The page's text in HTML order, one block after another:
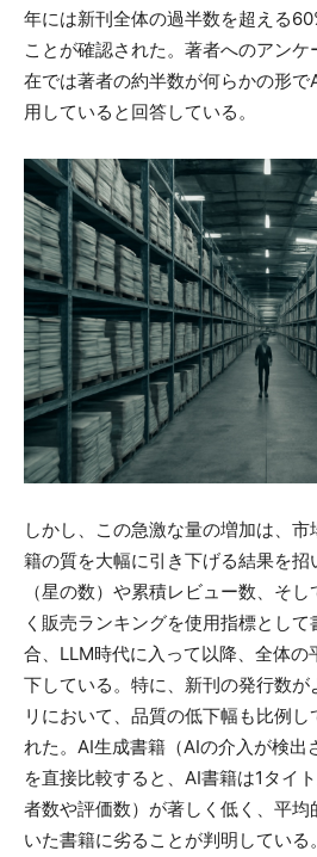
年には新刊全体の過半数を超える
ことが確認された。著者へのアン
在では著者の約半数が何らかの形
用していると回答している。
しかし、この急激な量の増加は、
籍の質を大幅に引き下げる結果を招
（星の数）や累積レビュー数、そ
く販売ランキングを使用指標とし
合、LLM時代に入って以降、全体の
下している。特に、新刊の発行数
リにおいて、品質の低下幅も比例
れた。AI生成書籍（AIの介入が検出
を直接比較すると、AI書籍は1タイ
者数や評価数）が著しく低く、平
いた書籍に劣ることが判明してい